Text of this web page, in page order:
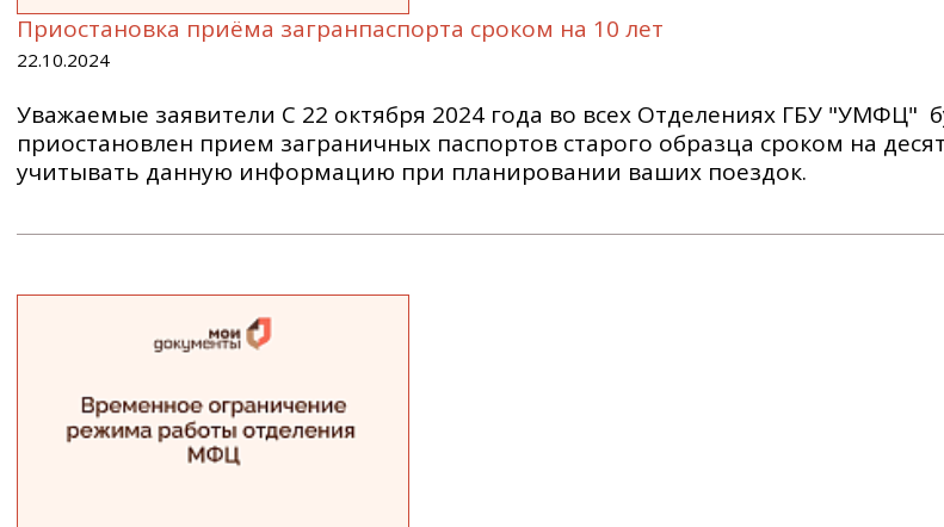
Приостановка приёма загранпаспорта сроком на 10 лет
22.10.2024
Уважаемые заявители С 22 октября 2024 года во всех Отделениях ГБУ "УМФЦ"
приостановлен прием заграничных паспортов старого образца сроком на
учитывать данную информацию при планировании ваших поездок.